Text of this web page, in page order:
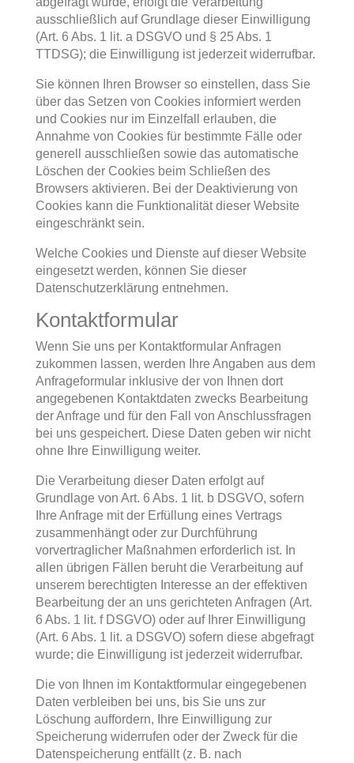
ausschließlich auf Grundlage dieser Einwilligung
(Art. 6 Abs. 1 lit. a DSGVO und § 25 Abs. 1
TTDSG); die Einwilligung ist jederzeit widerrufbar.
Sie können Ihren Browser so einstellen, dass Sie
über das Setzen von Cookies informiert werden
und Cookies nur im Einzelfall erlauben, die
Annahme von Cookies für bestimmte Fälle oder
generell ausschließen sowie das automatische
Löschen der Cookies beim Schließen des
Browsers aktivieren. Bei der Deaktivierung von
Cookies kann die Funktionalität dieser Website
eingeschränkt sein.
Welche Cookies und Dienste auf dieser Website
eingesetzt werden, können Sie dieser
Datenschutzerklärung entnehmen.
Kontaktformular
Wenn Sie uns per Kontaktformular Anfragen
zukommen lassen, werden Ihre Angaben aus dem
Anfrageformular inklusive der von Ihnen dort
angegebenen Kontaktdaten zwecks Bearbeitung
der Anfrage und für den Fall von Anschlussfragen
bei uns gespeichert. Diese Daten geben wir nicht
ohne Ihre Einwilligung weiter.
Die Verarbeitung dieser Daten erfolgt auf
Grundlage von Art. 6 Abs. 1 lit. b DSGVO, sofern
Ihre Anfrage mit der Erfüllung eines Vertrags
zusammenhängt oder zur Durchführung
vorvertraglicher Maßnahmen erforderlich ist. In
allen übrigen Fällen beruht die Verarbeitung auf
unserem berechtigten Interesse an der effektiven
Bearbeitung der an uns gerichteten Anfragen (Art.
6 Abs. 1 lit. f DSGVO) oder auf Ihrer Einwilligung
(Art. 6 Abs. 1 lit. a DSGVO) sofern diese abgefragt
wurde; die Einwilligung ist jederzeit widerrufbar.
Die von Ihnen im Kontaktformular eingegebenen
Daten verbleiben bei uns, bis Sie uns zur
Löschung auffordern, Ihre Einwilligung zur
Speicherung widerrufen oder der Zweck für die
Datenspeicherung entfällt (z. B. nach